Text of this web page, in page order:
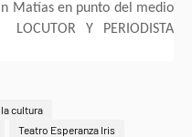
Matías en punto del medio
Y PERIODISTA
la cultura
Teatro Esperanza Iris